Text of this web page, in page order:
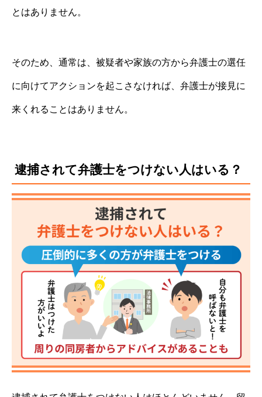
とはありません。
そのため、通常は、被疑者や家族の方から弁護士の選任
に向けてアクションを起こさなければ、弁護士が接見に
来くれることはありません。
逮捕されて弁護士をつけない人はいる？